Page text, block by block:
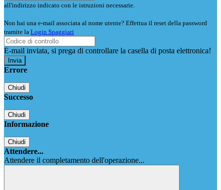
all'indirizzo indicato con le istruzioni necessarie.
Non hai una e-mail associata al nome utente? Effettua il reset della password
tramite la Login Spaggiari
E-mail inviata, si prega di controllare la casella di posta elettronica!
Errore
Chiudi
Successo
Chiudi
Informazione
Chiudi
Attendere...
Attendere il completamento dell'operazione...